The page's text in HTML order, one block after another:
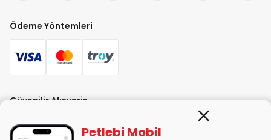
Ödeme Yöntemleri
Güvenilir Alışveriş
Petlebi Mobil